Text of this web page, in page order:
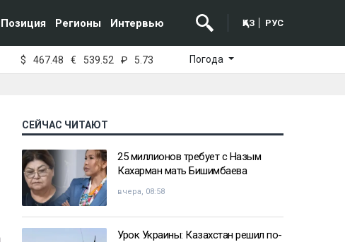
Позиция Регионы Интервью ҚАЗ РУС
$ 467.48 € 539.52 ₽ 5.73 Погода
СЕЙЧАС ЧИТАЮТ
25 миллионов требует с Назым
Кахарман мать Бишимбаева
вчера, 08:58
Урок Украины: Казахстан решил по-